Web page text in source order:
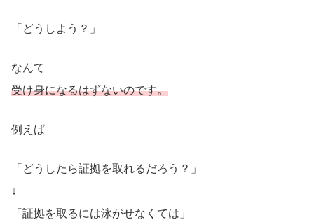
「どうしよう？」
なんて
受け身になるはずないのです。
例えば
「どうしたら証拠を取れるだろう？」
↓
「証拠を取るには泳がせなくては」